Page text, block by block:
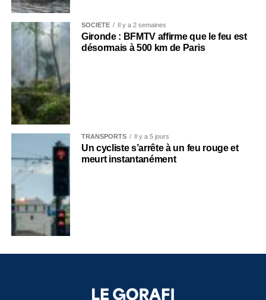
SOCIÉTÉ Il y a 2 semaines
Gironde : BFMTV affirme que le feu est
désormais à 500 km de Paris
TRANSPORTS Il y a 5 jours
Un cycliste s’arrête à un feu rouge et
meurt instantanément